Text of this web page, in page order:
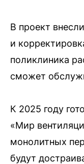
В проект
и
поликлиника
сможет
К 2025 году
«Мир
монолитных
будут